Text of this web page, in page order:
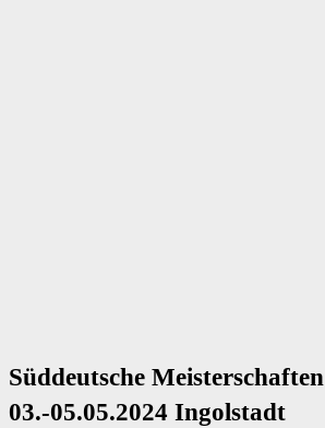
Süddeutsche Meisterschaften
03.-05.05.2024 Ingolstadt